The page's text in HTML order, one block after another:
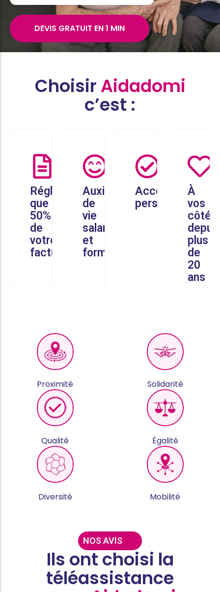
DEVIS GRATUIT EN 1 MIN
Choisir Aidadomi
c’est :
Réglez
que
50%
de
votre
facture
Auxiliaires
de
vie
salariés
et
formés
personnalisé
À
vos
côtés
plus
de
20
ans
Proximité Solidarité
Qualité Égalité
Diversité Mobilité
NOS AVIS
Ils ont choisi la
téléassistance